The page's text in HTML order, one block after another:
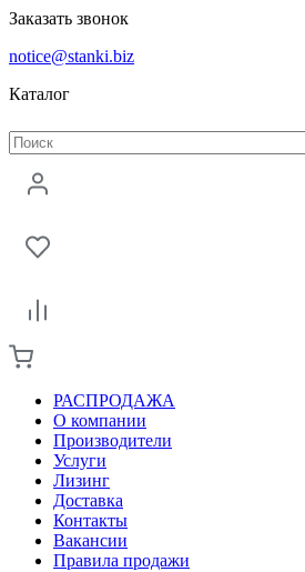
Заказать звонок
notice@stanki.biz
Каталог
РАСПРОДАЖА
О компании
Производители
Услуги
Лизинг
Доставка
Контакты
Вакансии
Правила продажи